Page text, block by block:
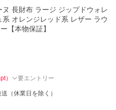
ヌ 長財布 ラージ ジップドウォレ
系 オレンジレッド系 レザー ラウ
【本物保証】
pt） 要エントリー
（休業日を除く）